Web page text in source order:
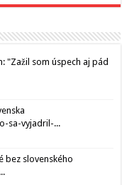
"Zažil som úspech aj pád
sa-vyjadril-...
bez slovenského